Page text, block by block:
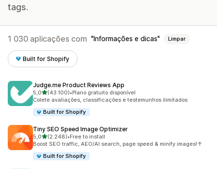
tags.
1 030 aplicações com Informações e dicas Limpar
Built for Shopify
Judge.me Product Reviews App
5,0de 5 estrelas
(43.100)
43100 total de avaliações
•Plano gratuito disponível
Colete avaliações, classificações e testemunhos ilimitados
Built for Shopify
Tiny SEO Speed Image Optimizer
5,0de 5 estrelas
(2.248)
2248 total de avaliações
•Free to install
Boost SEO traffic, AEO/AI search, page speed & minify images!↑
Built for Shopify